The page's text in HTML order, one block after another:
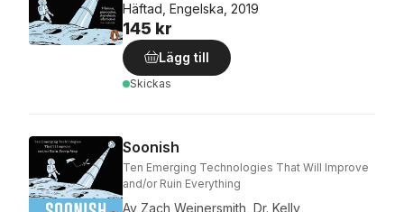
Häftad, Engelska, 2019
145 kr
Lägg till
Skickas
Soonish
Ten Emerging Technologies That Will Improve
and/or Ruin Everything
Av Zach Weinersmith Dr. Kelly